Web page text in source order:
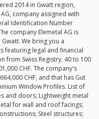
2014 in Gwatt region,
company assigned with
Identification Number
company Elemetal AG is
We bring you a
featuring legal and financial
from Swiss Registry. 40 to 100
CHF. The company's
CHF, and that has Gut
Window Profiles. List of
and doors; Lightweight metal
for wall and roof facings;
Steel structures;